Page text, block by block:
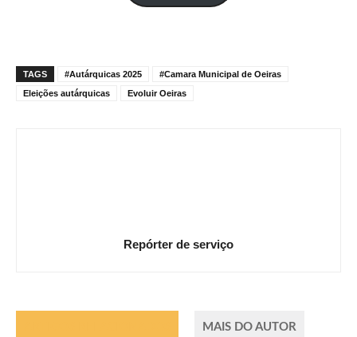
TAGS #Autárquicas 2025
#Camara Municipal de Oeiras
Eleições autárquicas
Evoluir Oeiras
Repórter de serviço
MAIS DO AUTOR